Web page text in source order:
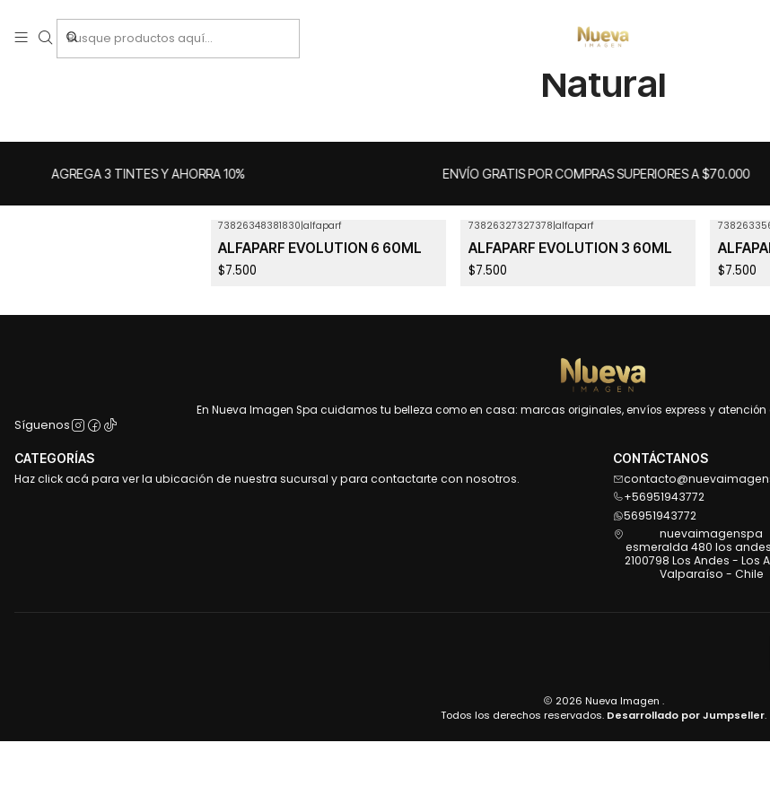
Natural
AGREGA 3 TINTES Y AHORRA 10% ENVÍO GRATIS POR COMPRAS SUPERIORES A $70.000
73826348381830|alfaparf
ALFAPARF EVOLUTION 6 60ML
$7.500
73826327327378|alfaparf
ALFAPARF EVOLUTION 3 60ML
$7.500
$7.500
En Nueva Imagen Spa cuidamos tu belleza como en casa: marcas originales, envíos express y atención
Síguenos
CATEGORÍAS
Haz click acá para ver la ubicación de nuestra sucursal y para contactarte con nosotros.
CONTÁCTANOS
+56951943772
56951943772
nuevaimagenspa
esmeralda 480 los
2100798 Los Andes - Los
Valparaíso - Chile
2026 Nueva Imagen .
Todos los derechos reservados. Desarrollado por Jumpseller.